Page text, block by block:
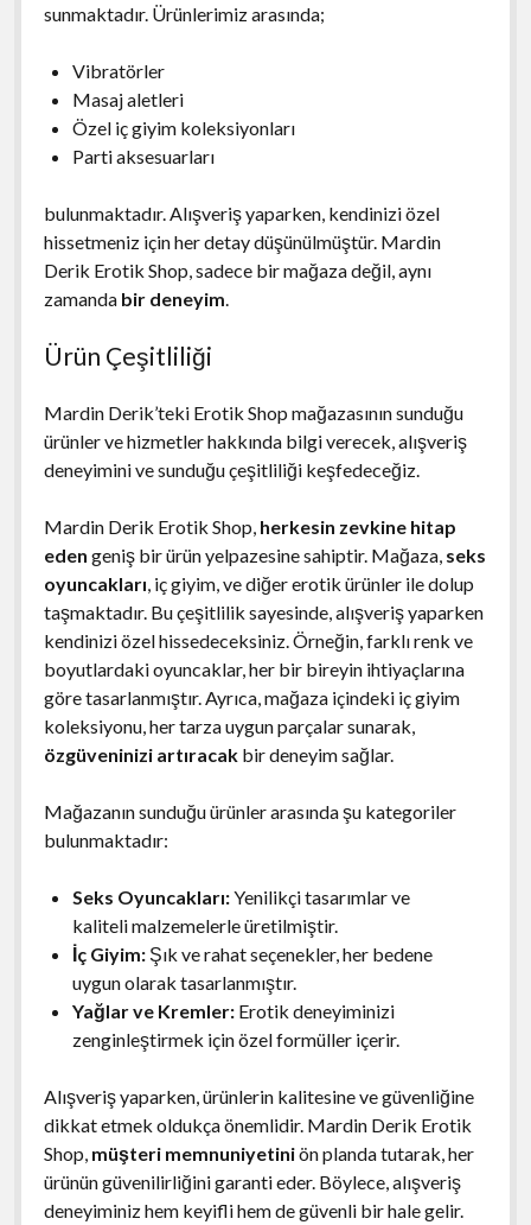
sunmaktadır. Ürünlerimiz arasında;
Vibratörler
Masaj aletleri
Özel iç giyim koleksiyonları
Parti aksesuarları
bulunmaktadır. Alışveriş yaparken, kendinizi özel
hissetmeniz için her detay düşünülmüştür. Mardin
Derik Erotik Shop, sadece bir mağaza değil, aynı
zamanda bir deneyim.
Ürün Çeşitliliği
Mardin Derik’teki Erotik Shop mağazasının sunduğu
ürünler ve hizmetler hakkında bilgi verecek, alışveriş
deneyimini ve sunduğu çeşitliliği keşfedeceğiz.
Mardin Derik Erotik Shop, herkesin zevkine hitap
eden geniş bir ürün yelpazesine sahiptir. Mağaza, seks
oyuncakları, iç giyim, ve diğer erotik ürünler ile dolup
taşmaktadır. Bu çeşitlilik sayesinde, alışveriş yaparken
kendinizi özel hissedeceksiniz. Örneğin, farklı renk ve
boyutlardaki oyuncaklar, her bir bireyin ihtiyaçlarına
göre tasarlanmıştır. Ayrıca, mağaza içindeki iç giyim
koleksiyonu, her tarza uygun parçalar sunarak,
özgüveninizi artıracakbir deneyim sağlar.
Mağazanın sunduğu ürünler arasında şu kategoriler
bulunmaktadır:
Seks Oyuncakları:Yenilikçi tasarımlar ve
kaliteli malzemelerle üretilmiştir.
İç Giyim:Şık ve rahat seçenekler, her bedene
uygun olarak tasarlanmıştır.
Yağlar ve Kremler:Erotik deneyiminizi
zenginleştirmek için özel formüller içerir.
Alışveriş yaparken, ürünlerin kalitesine ve güvenliğine
dikkat etmek oldukça önemlidir. Mardin Derik Erotik
Shop, müşteri memnuniyetiniön planda tutarak, her
ürünün güvenilirliğini garanti eder. Böylece, alışveriş
deneyiminiz hem keyifli hem de güvenli bir hale gelir.